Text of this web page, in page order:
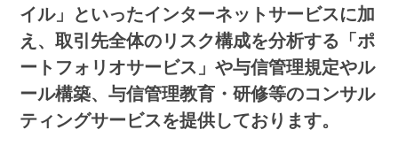
イル」といったインターネットサービスに加
え、取引先全体のリスク構成を分析する「ポ
ートフォリオサービス」や与信管理規定やル
ール構築、与信管理教育・研修等のコンサル
ティングサービスを提供しております。